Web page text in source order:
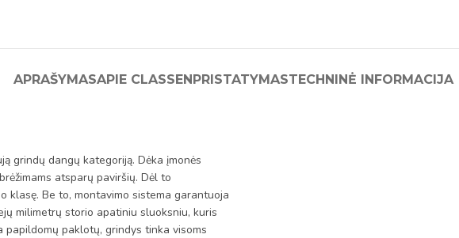
APRAŠYMASAPIE CLASSENPRISTATYMASTECHNINĖ INFORMACIJA
grindų dangų kategoriją. Dėka įmonės
atsparų paviršių. Dėl to
klasę. Be to, montavimo sistema garantuoja
milimetrų storio apatiniu sluoksniu, kuris
paklotų, grindys tinka visoms